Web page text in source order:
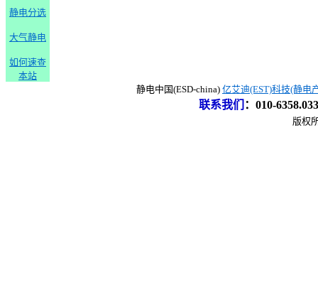
静电分选
大气静电
如何速查
本站
静电中国(ESD-china) 亿艾迪(EST)科技(静电
联系我们 ： 010-
版权